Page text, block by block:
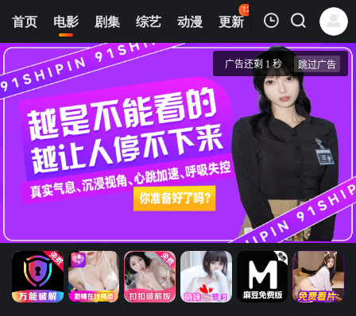
首页 电影 剧集 综艺 动漫 更新
123
热榜 APP
我的观影记录
正片
魔鬼经济学
清空